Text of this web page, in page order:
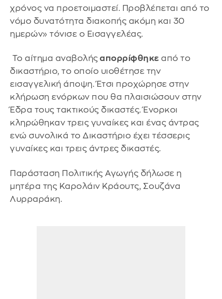
χρόνος να προετοιμαστεί. Προβλέπεται από το
νόμο δυνατότητα διακοπής ακόμη και 30
ημερών» τόνισε ο Εισαγγελέας.
Το αίτημα αναβολής απορρίφθηκε από το
δικαστήριο, το οποίο υιοθέτησε την
εισαγγελική άποψη. Έτσι προχώρησε στην
κλήρωση ενόρκων που θα πλαισιώσουν στην
Έδρα τους τακτικούς δικαστές. Ένορκοι
κληρώθηκαν τρεις γυναίκες και ένας άντρας
ενώ συνολικά το Δικαστήριο έχει τέσσερις
γυναίκες και τρεις άντρες δικαστές.
Παράσταση Πολιτικής Αγωγής δήλωσε η
μητέρα της Καρολάιν Κράουτς, Σουζάνα
Λυρραράκη.